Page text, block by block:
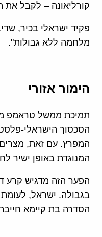
קורליאונה – לקבל את
פקיד ישראלי בכיר,
מלחמה ללא גבולות".
הימור אזורי
תמיכת ממשל טראמפ
הסכסוך הישראלי-
המפרץ. עם זאת,
המנוגדת באופן ישיר
הפער הזה מדגיש קרע
בגבולה. ישראל, לעומת
הסדרה בת קיימא